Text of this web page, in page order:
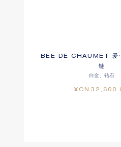
BEE DE CHAUMET 爱·
链
白金、钻石